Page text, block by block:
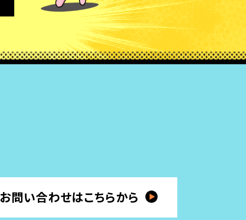
お問い合わせはこちらから